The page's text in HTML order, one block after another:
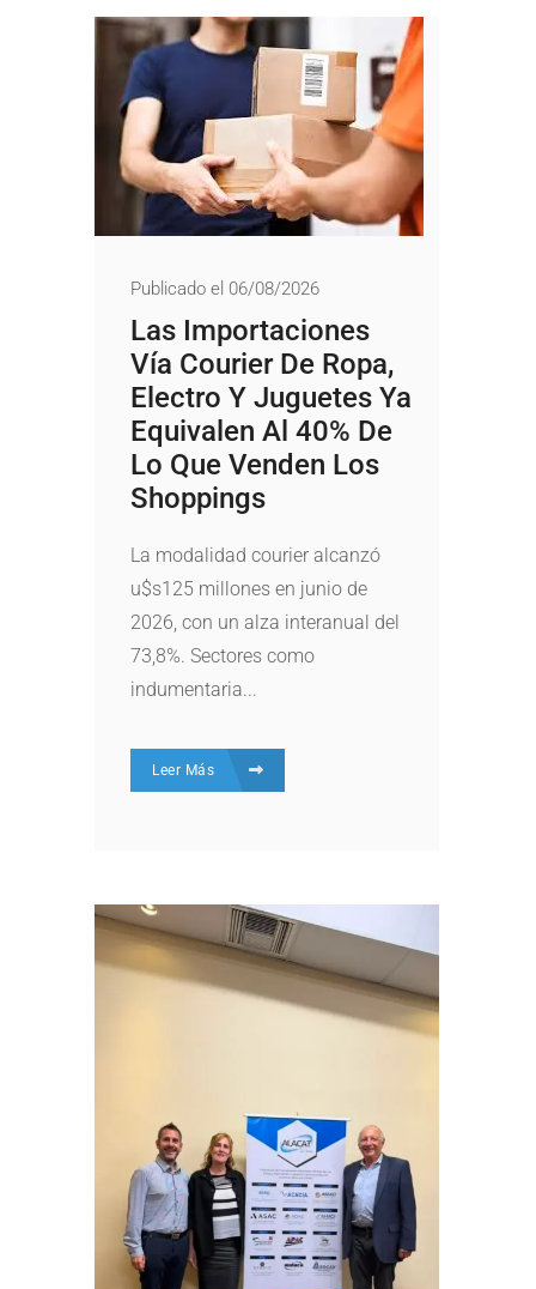
Publicado el 06/08/2026
Las Importaciones
Vía Courier De Ropa,
Electro Y Juguetes Ya
Equivalen Al 40% De
Lo Que Venden Los
Shoppings
La modalidad courier alcanzó
u$s125 millones en junio de
2026, con un alza interanual del
73,8%. Sectores como
indumentaria...
Leer Más